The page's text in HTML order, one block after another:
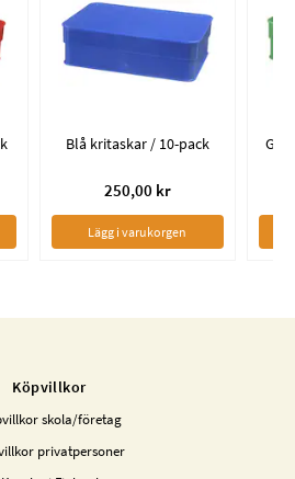
Blå kritaskar / 10-pack
250,00 kr
Lägg i varukorgen
Köpvillkor
skola/företag
privatpersoner